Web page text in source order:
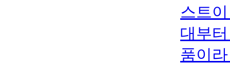
스트
대부
품이